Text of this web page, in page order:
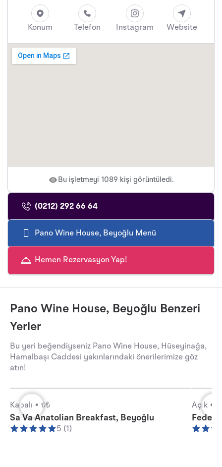
Konum Telefon Instagram Website
Bu işletmeyi 1089 kişi görüntüledi.
(0212) 292 66 64
Pano Wine House, Beyoğlu Menü
Hemen Rezervasyon Yap!
Pano Wine House, Beyoğlu Benzeri
Yerler
Bu yeri beğendiyseniz Pano Wine House, Hüseyinağa,
Hamalbaşı Caddesi yakınlarındaki önerilerimize göz
atın!
Kapalı • ₺₺
Sa Va Anatolian Breakfast, Beyoğlu
5 (1)
Açık •